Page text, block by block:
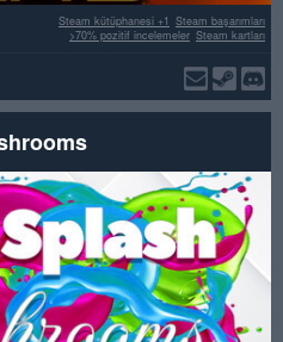
Steam başarımları
Steam kütüphanesi +1
Steam kartları
>70% pozitif incelemeler